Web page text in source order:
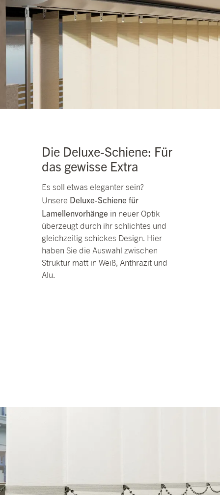
Die Deluxe-Schiene: Für
das gewisse Extra
Es soll etwas eleganter sein?
Unsere Deluxe-Schiene für
Lamellenvorhänge in neuer Optik
überzeugt durch ihr schlichtes und
gleichzeitig schickes Design. Hier
haben Sie die Auswahl zwischen
Struktur matt in Weiß, Anthrazit und
Alu.